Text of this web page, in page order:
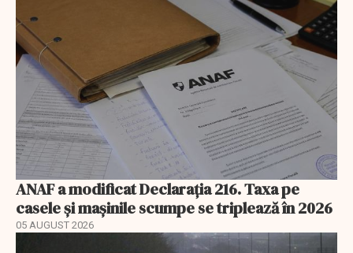
ANAF a modificat Declarația 216. Taxa pe
casele și mașinile scumpe se triplează în 2026
05 AUGUST 2026